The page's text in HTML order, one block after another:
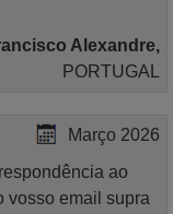
Alexandre,
PORTUGAL
Março 2026
ao
vosso email supra